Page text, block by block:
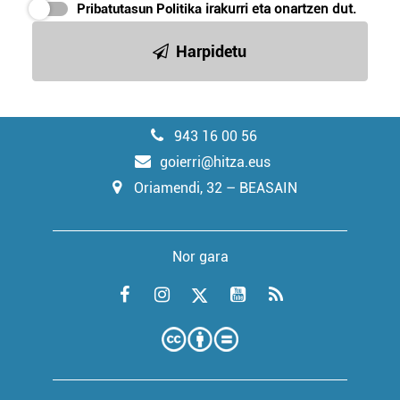
Pribatutasun Politika irakurri eta onartzen dut.
Harpidetu
943 16 00 56
goierri@hitza.eus
Oriamendi, 32 – BEASAIN
Nor gara